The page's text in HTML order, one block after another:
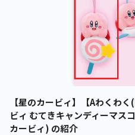
【星のカービィ】【Aわくわ
ビィ むてきキャンディーマス
カービィ) の紹介